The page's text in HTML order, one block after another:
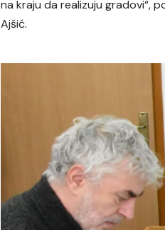
na kraju da realizuju gradovi“,
Ajšić.